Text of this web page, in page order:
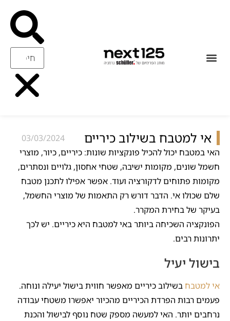
אי למטבח בשילוב כיריים
03/03/2024
האי במטבח יכול להכיל פונקציות שונות: כיריים, כיור, מוצרי
חשמל שונים, מקומות ישיבה, שטחי אחסון, גלויים ונסתרים,
מקומות פתוחים לדקורציה ועוד. אפשר אפילו לתכנן מטבח
שלם שכולו אי. הדבר דורש רק התאמות של מוצרי החשמל,
בעיקר של בחירת המקרר.
הפונקציה השכיחה ביותר באי למטבח היא כיריים. יש לכך
יתרונות רבים.
בישול יעיל
אי למטבחבשילוב כיריים מאפשר חווית בישול יעילה ונוחה.
פעמים רבות הפרדת הכיריים מהכיור יאפשרו משטחי עבודה
נרחבים יותר. האי למעשה מספק שטח נוסף לבישול והכנת